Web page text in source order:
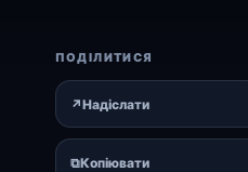
ПОДІЛИТИСЯ
↗Надіслати
⧉Копіювати